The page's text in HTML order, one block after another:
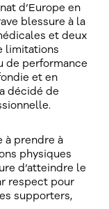
d’Europe en
blessure à la
et deux
limitations
de performance
et en
décidé de
à prendre à
physiques
d’atteindre le
respect pour
supporters,